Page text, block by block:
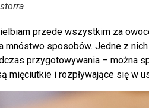
przede wszystkim za
mnóstwo sposobów. Jedne z
przygotowywania – można
mięciutkie i rozpływające się w